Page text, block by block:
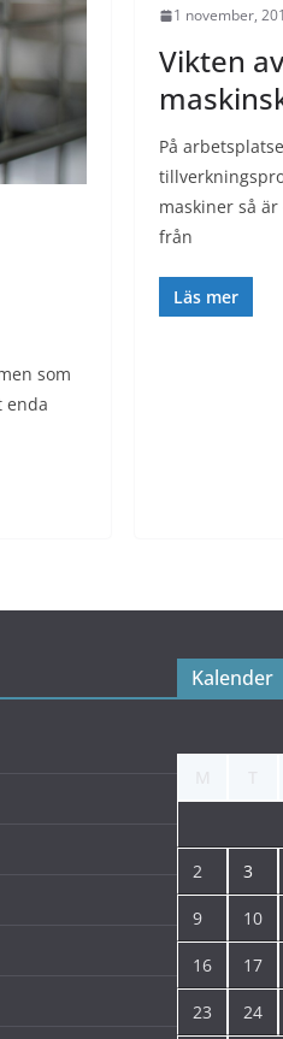
som
enda
1 november,
Vikten
På
maskiner så
från
Läs mer
Kalender
2 3
9 10
16 17
23 24